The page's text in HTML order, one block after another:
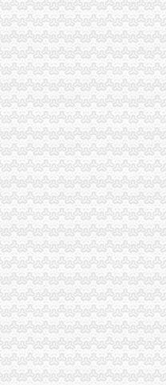
价格/批发报价/生产厂家/参
_广东海邦进出口贸易有限公
正文
程_进出口公司注册代理】-
出口权代办】-南山前海易
东大会会议资料-[中财网]
日常关联交易公告
律师在线免费咨询_华律网
,美亚价机票预订,国
资暨关联交易公告_财经_
58同城
中区长江制冷设备经营部-
可证代办-嘉兴58同城
全套手续-运城58同城
盟
册公司整帐-上海58同城
-东莞58同城